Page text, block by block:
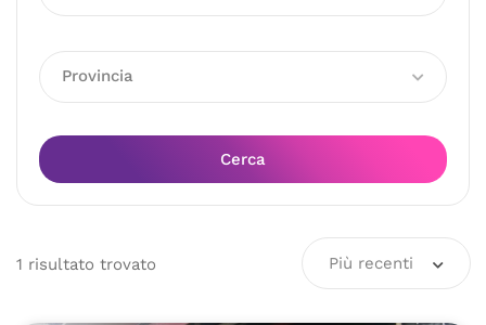
Provincia
Cerca
1 risultato trovato Più recenti